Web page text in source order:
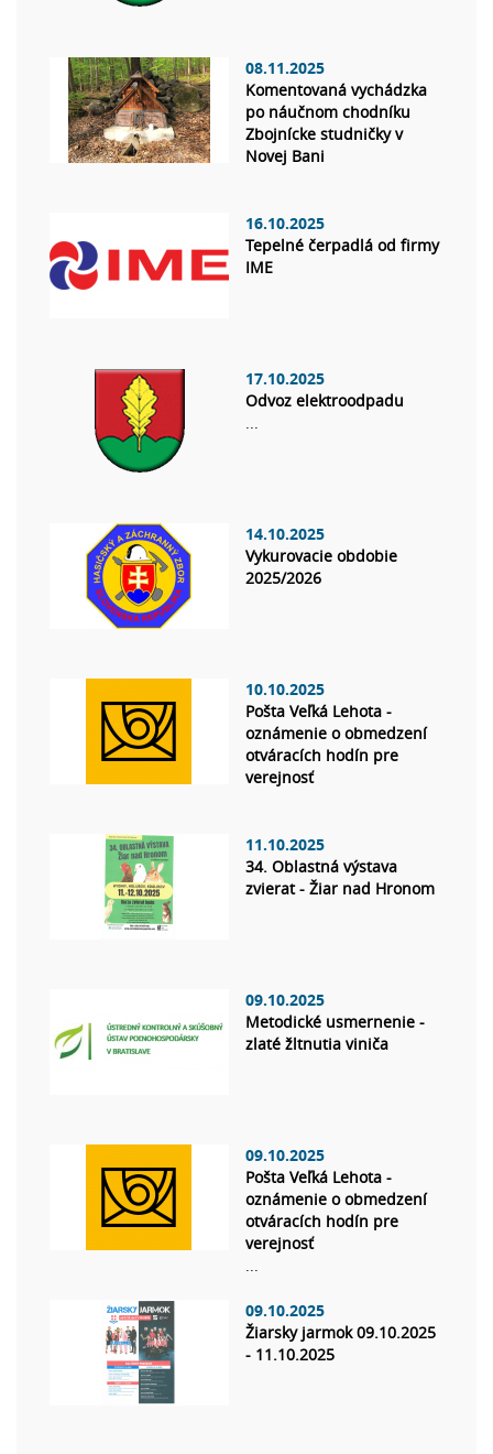
08.11.2025
Komentovaná vychádzka
po náučnom chodníku
Zbojnícke studničky v
Novej Bani
16.10.2025
Tepelné čerpadlá od firmy
IME
17.10.2025
Odvoz elektroodpadu
...
14.10.2025
Vykurovacie obdobie
2025/2026
10.10.2025
Pošta Veľká Lehota -
oznámenie o obmedzení
otváracích hodín pre
verejnosť
11.10.2025
34. Oblastná výstava
zvierat - Žiar nad Hronom
09.10.2025
Metodické usmernenie -
zlaté žltnutia viniča
09.10.2025
Pošta Veľká Lehota -
oznámenie o obmedzení
otváracích hodín pre
verejnosť
...
09.10.2025
Žiarsky jarmok 09.10.2025
- 11.10.2025